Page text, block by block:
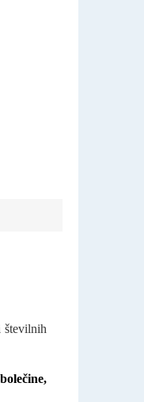
številnih